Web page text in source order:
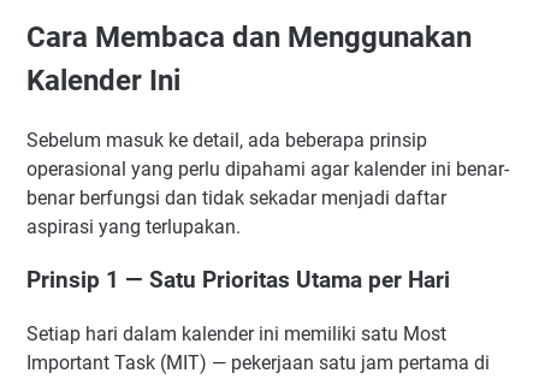
Financial Model dan Data Room
BULAN 6 (Hari 151–180): Eksekusi Fundraising dan Closing
Sistematis
Minggu 23–24 — Hari 166 hingga 180: Negosiasi dan
Closing
Kalender Mingguan dalam Satu Pandangan
Lima Kebiasaan Harian yang Membedakan Founder Biasa
dari Founder yang Dapat Dana
1. Satu Jam Pertama untuk Pekerjaan Paling Strategis
2. Catat Satu Pembelajaran Setiap Hari
Cara Membaca dan Menggunakan
Kalender Ini
Sebelum masuk ke detail, ada beberapa prinsip
operasional yang perlu dipahami agar kalender ini benar-
benar berfungsi dan tidak sekadar menjadi daftar
aspirasi yang terlupakan.
Prinsip 1 — Satu Prioritas Utama per Hari
Setiap hari dalam kalender ini memiliki satu Most
Important Task (MIT) — pekerjaan satu jam pertama di